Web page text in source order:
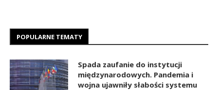
POPULARNE TEMATY
Spada zaufanie do instytucji
międzynarodowych. Pandemia i
wojna ujawniły słabości systemu